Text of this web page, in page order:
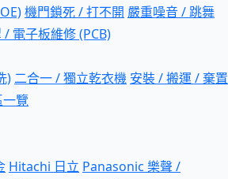
機門鎖死 / 打不開 嚴重噪音 / 跳舞
/ 電子板維修 (PCB)
) 二合一 / 獨立乾衣機 安裝 / 搬運 / 棄置
覽
Hitachi 日立 Panasonic 樂聲 /